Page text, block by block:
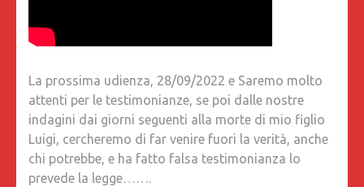
La prossima udienza, 28/09/2022 e Saremo molto
attenti per le testimonianze, se poi dalle nostre
indagini dai giorni seguenti alla morte di mio figlio
Luigi, cercheremo di far venire fuori la verità, anche
chi potrebbe, e ha fatto falsa testimonianza lo
prevede la legge…….